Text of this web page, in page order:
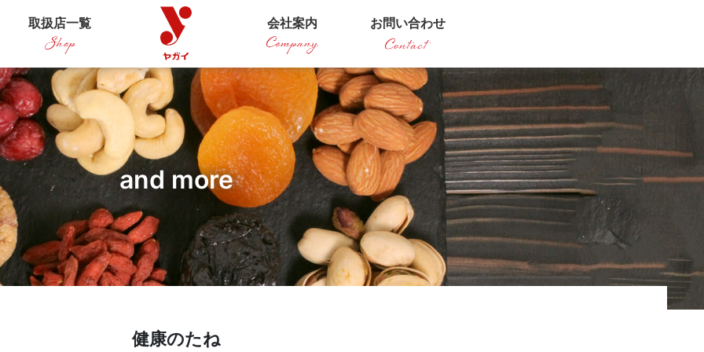
取扱店一覧 会社案内 お問い合わせ
and more
健康のたね